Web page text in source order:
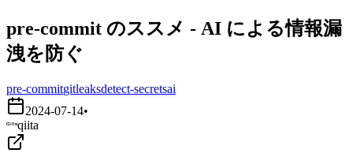
pre-commit のススメ - AI による情報漏
洩を防ぐ
pre-commitgitleaksdetect-secretsai
2024-07-14•
qiita